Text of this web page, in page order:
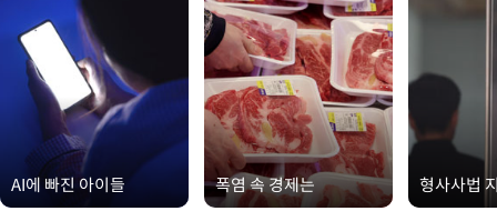
AI에 빠진 아이들 폭염 속 경제는 형사사법